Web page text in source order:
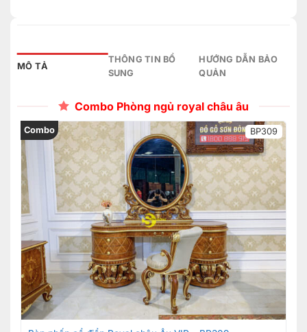
MÔ TẢ
THÔNG TIN BỔ
SUNG
HƯỚNG DẪN BẢO
QUẢN
Combo Phòng ngủ royal châu âu
Combo BP309